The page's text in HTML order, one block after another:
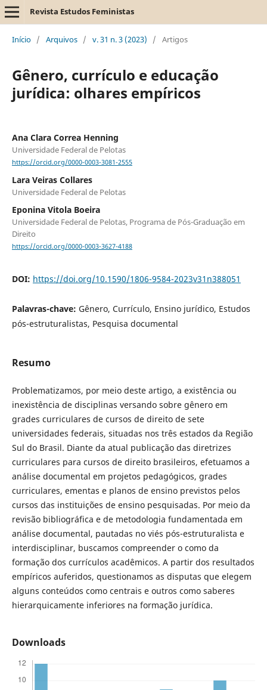
Revista Estudos Feministas
Início / Arquivos / v. 31 n. 3 (2023) / Artigos
Gênero, currículo e educação
jurídica: olhares empíricos
Ana Clara Correa Henning
Universidade Federal de Pelotas
https://orcid.org/0000-0003-3081-2555
Lara Veiras Collares
Universidade Federal de Pelotas
Eponina Vitola Boeira
Universidade Federal de Pelotas, Programa de Pós-Graduação em
Direito
https://orcid.org/0000-0003-3627-4188
DOI: https://doi.org/10.1590/1806-9584-2023v31n388051
Palavras-chave: Gênero, Currículo, Ensino jurídico, Estudos
pós-estruturalistas, Pesquisa documental
Resumo
Problematizamos, por meio deste artigo, a existência ou
inexistência de disciplinas versando sobre gênero em
grades curriculares de cursos de direito de sete
universidades federais, situadas nos três estados da Região
Sul do Brasil. Diante da atual publicação das diretrizes
curriculares para cursos de direito brasileiros, efetuamos a
análise documental em projetos pedagógicos, grades
curriculares, ementas e planos de ensino previstos pelos
cursos das instituições de ensino pesquisadas. Por meio da
revisão bibliográfica e de metodologia fundamentada em
análise documental, pautadas no viés pós-estruturalista e
interdisciplinar, buscamos compreender o como da
formação dos currículos acadêmicos. A partir dos resultados
empíricos auferidos, questionamos as disputas que elegem
alguns conteúdos como centrais e outros como saberes
hierarquicamente inferiores na formação jurídica.
Downloads